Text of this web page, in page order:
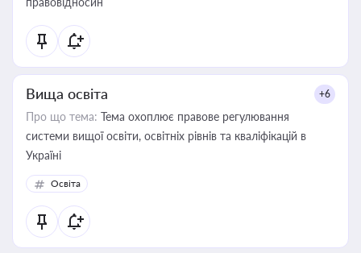
Вища освіта +6
Про що тема: Тема охоплює правове регулювання
системи вищої освіти, освітніх рівнів та кваліфікацій в
Україні
Освіта